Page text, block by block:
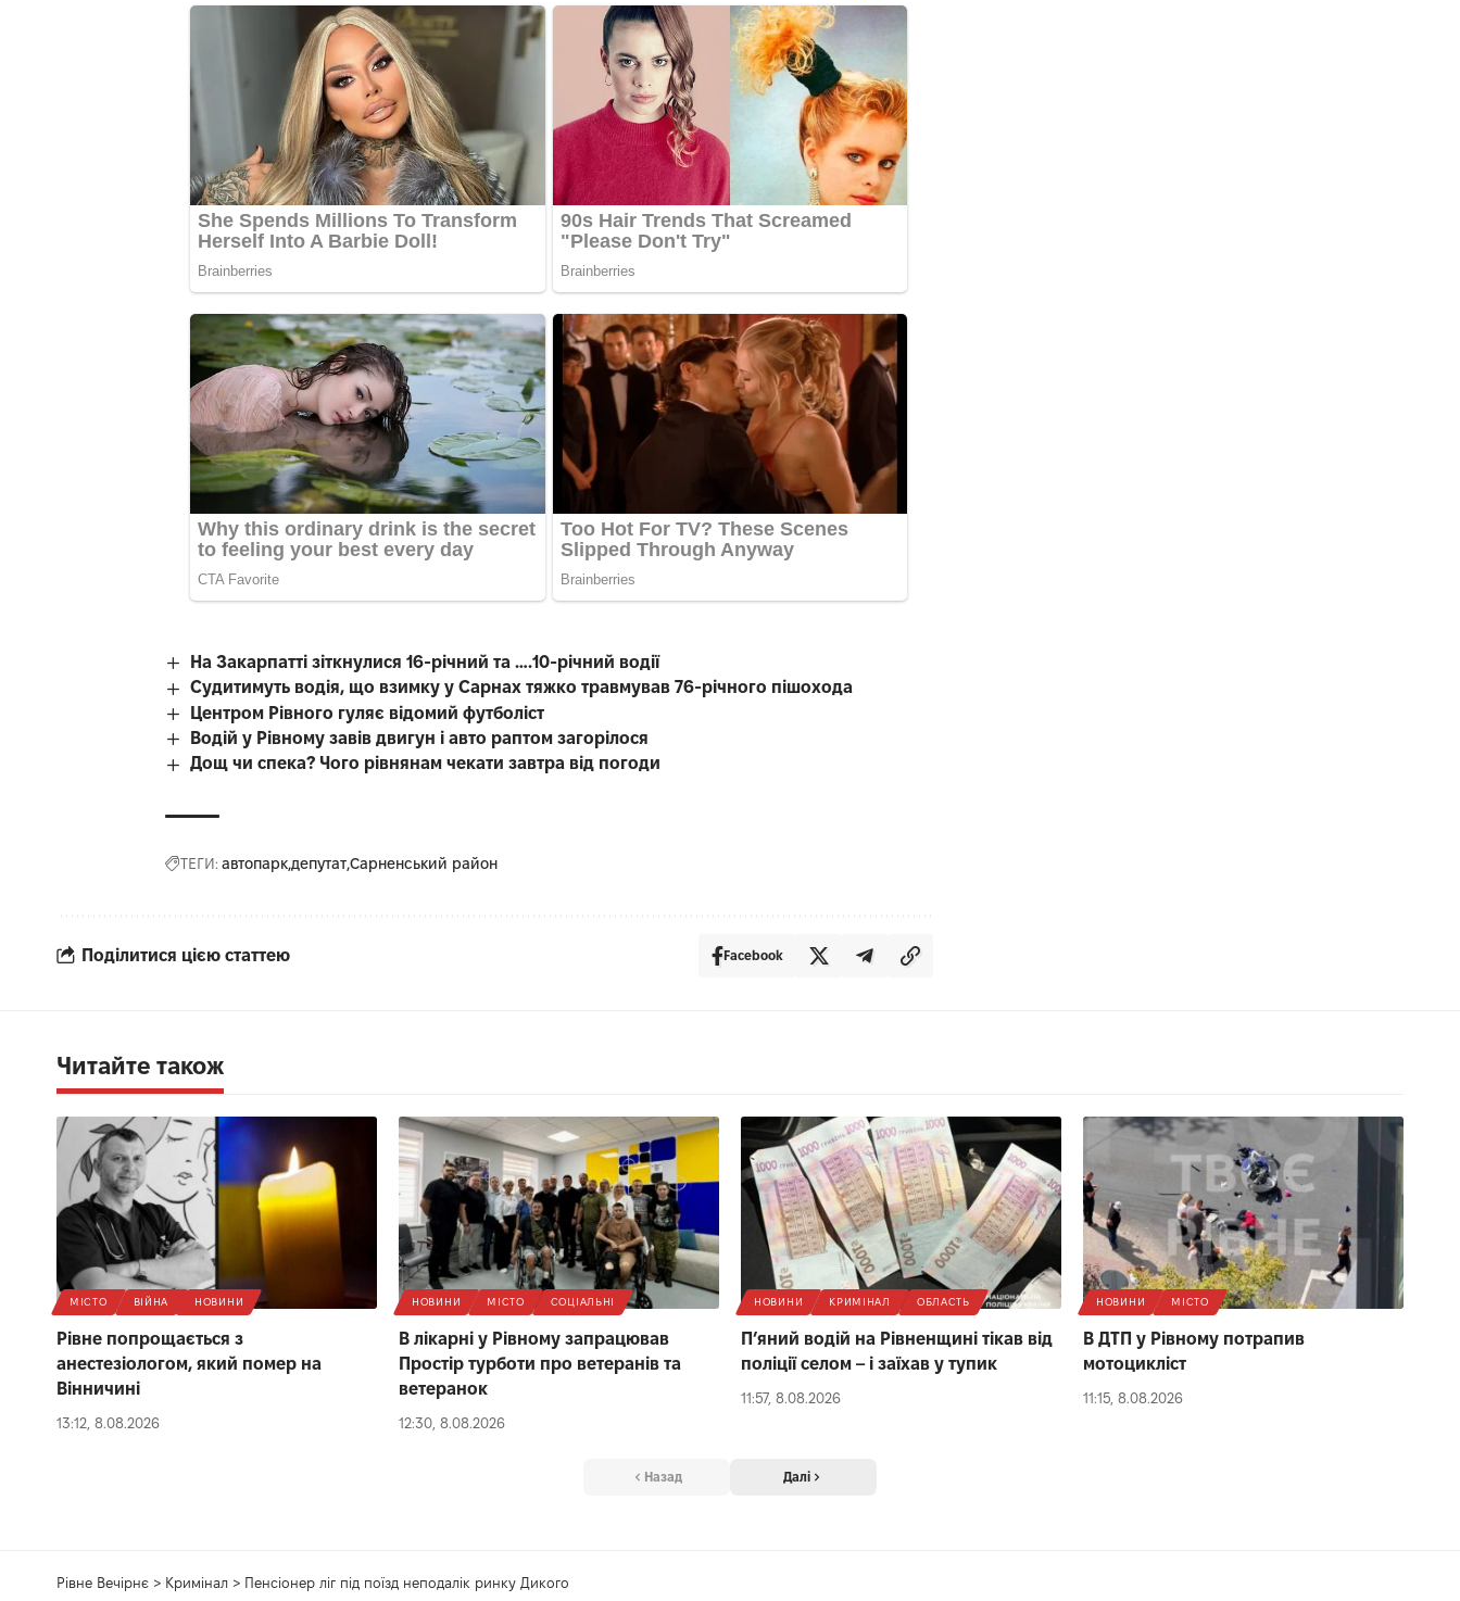
На Закарпатті зіткнулися 16-річний та ….10-річний водії
Судитимуть водія, що взимку у Сарнах тяжко травмував 76-річного пішохода
Центром Рівного гуляє відомий футболіст
Водій у Рівному завів двигун і авто раптом загорілося
Дощ чи спека? Чого рівнянам чекати завтра від погоди
ТЕГИ: автопаркдепутатСарненський район
Поділитися цією статтею Facebook
Читайте також
МІСТО ВІЙНА НОВИНИ
Рівне попрощається з
анестезіологом, який помер на
Вінничині
13:12, 8.08.2026
НОВИНИ МІСТО СОЦІАЛЬНІ
В лікарні у Рівному запрацював
Простір турботи про ветеранів та
ветеранок
12:30, 8.08.2026
НОВИНИ КРИМІНАЛ ОБЛАСТЬ
П’яний водій на Рівненщині тікав від
поліції селом – і заїхав у тупик
11:57, 8.08.2026
НОВИНИ МІСТО
В ДТП у Рівному потрапив
мотоцикліст
11:15, 8.08.2026
Назад Далі
Рівне Вечірнє > Кримінал > Пенсіонер ліг під поїзд неподалік ринку Дикого